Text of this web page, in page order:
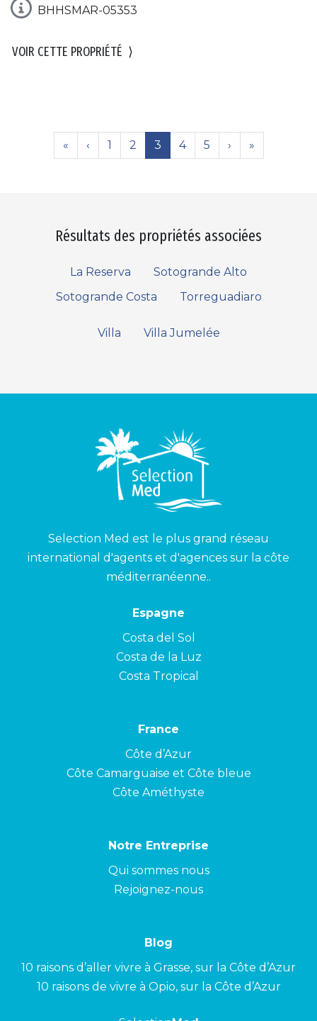
BHHSMAR-05353
VOIR CETTE PROPRIÉTÉ ⟩
« ‹ 1 2 3 4 5 › »
Résultats des propriétés associées
La Reserva
Sotogrande Alto
Sotogrande Costa
Torreguadiaro
Villa Villa Jumelée
Selection Med est le plus grand réseau
international d'agents et d'agences sur la côte
méditerranéenne..
Espagne
Costa del Sol
Costa de la Luz
Costa Tropical
France
Côte d’Azur
Côte Camarguaise et Côte bleue
Côte Améthyste
Notre Entreprise
Qui sommes nous
Rejoignez-nous
Blog
10 raisons d’aller vivre à Grasse, sur la Côte d’Azur
10 raisons de vivre à Opio, sur la Côte d’Azur